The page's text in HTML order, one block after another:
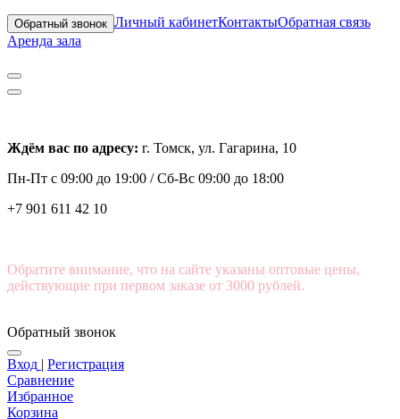
Обратный звонок Личный кабинетКонтактыОбратная связь
Аренда зала
Ждём вас по адресу: г. Томск, ул. Гагарина, 10
Пн-Пт с 09:00 до 19:00 /Сб-Вс 09:00 до 18:00
+7 901 611 42 10
Обратите внимание, что на сайте указаны оптовые цены,
действующие при первом заказе от 3000 рублей.
Обратный звонок
Вход | Регистрация
Сравнение
Избранное
Корзина